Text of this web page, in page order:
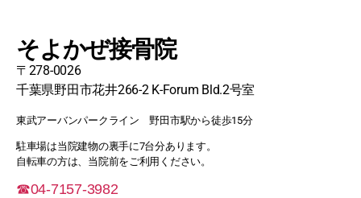
そよかぜ接骨院
〒278-0026
千葉県野田市花井266-2 K-Forum Bld.2号室
東武アーバンパークライン 野田市駅から徒歩15分
駐車場は当院建物の裏手に7台分あります。
自転車の方は、当院前をご利用ください。
☎︎04-7157-3982